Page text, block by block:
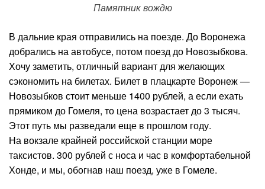
Памятник вождю
В дальние края отправились на поезде. До Воронежа
добрались на автобусе, потом поезд до Новозыбкова.
Хочу заметить, отличный вариант для желающих
сэкономить на билетах. Билет в плацкарте Воронеж —
Новозыбков стоит меньше 1400 рублей, а если ехать
прямиком до Гомеля, то цена возрастает до 3 тысяч.
Этот путь мы разведали еще в прошлом году.
На вокзале крайней российской станции море
таксистов. 300 рублей с носа и час в комфортабельной
Хонде, и мы, обогнав наш поезд, уже в Гомеле.